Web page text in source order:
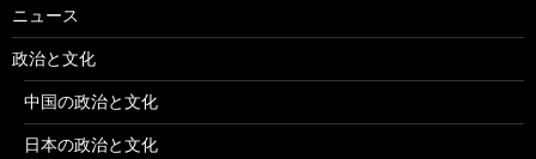
ニュース
政治と文化
中国の政治と文化
日本の政治と文化